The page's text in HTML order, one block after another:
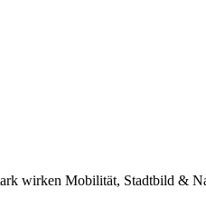
wirken Mobilität, Stadtbild &